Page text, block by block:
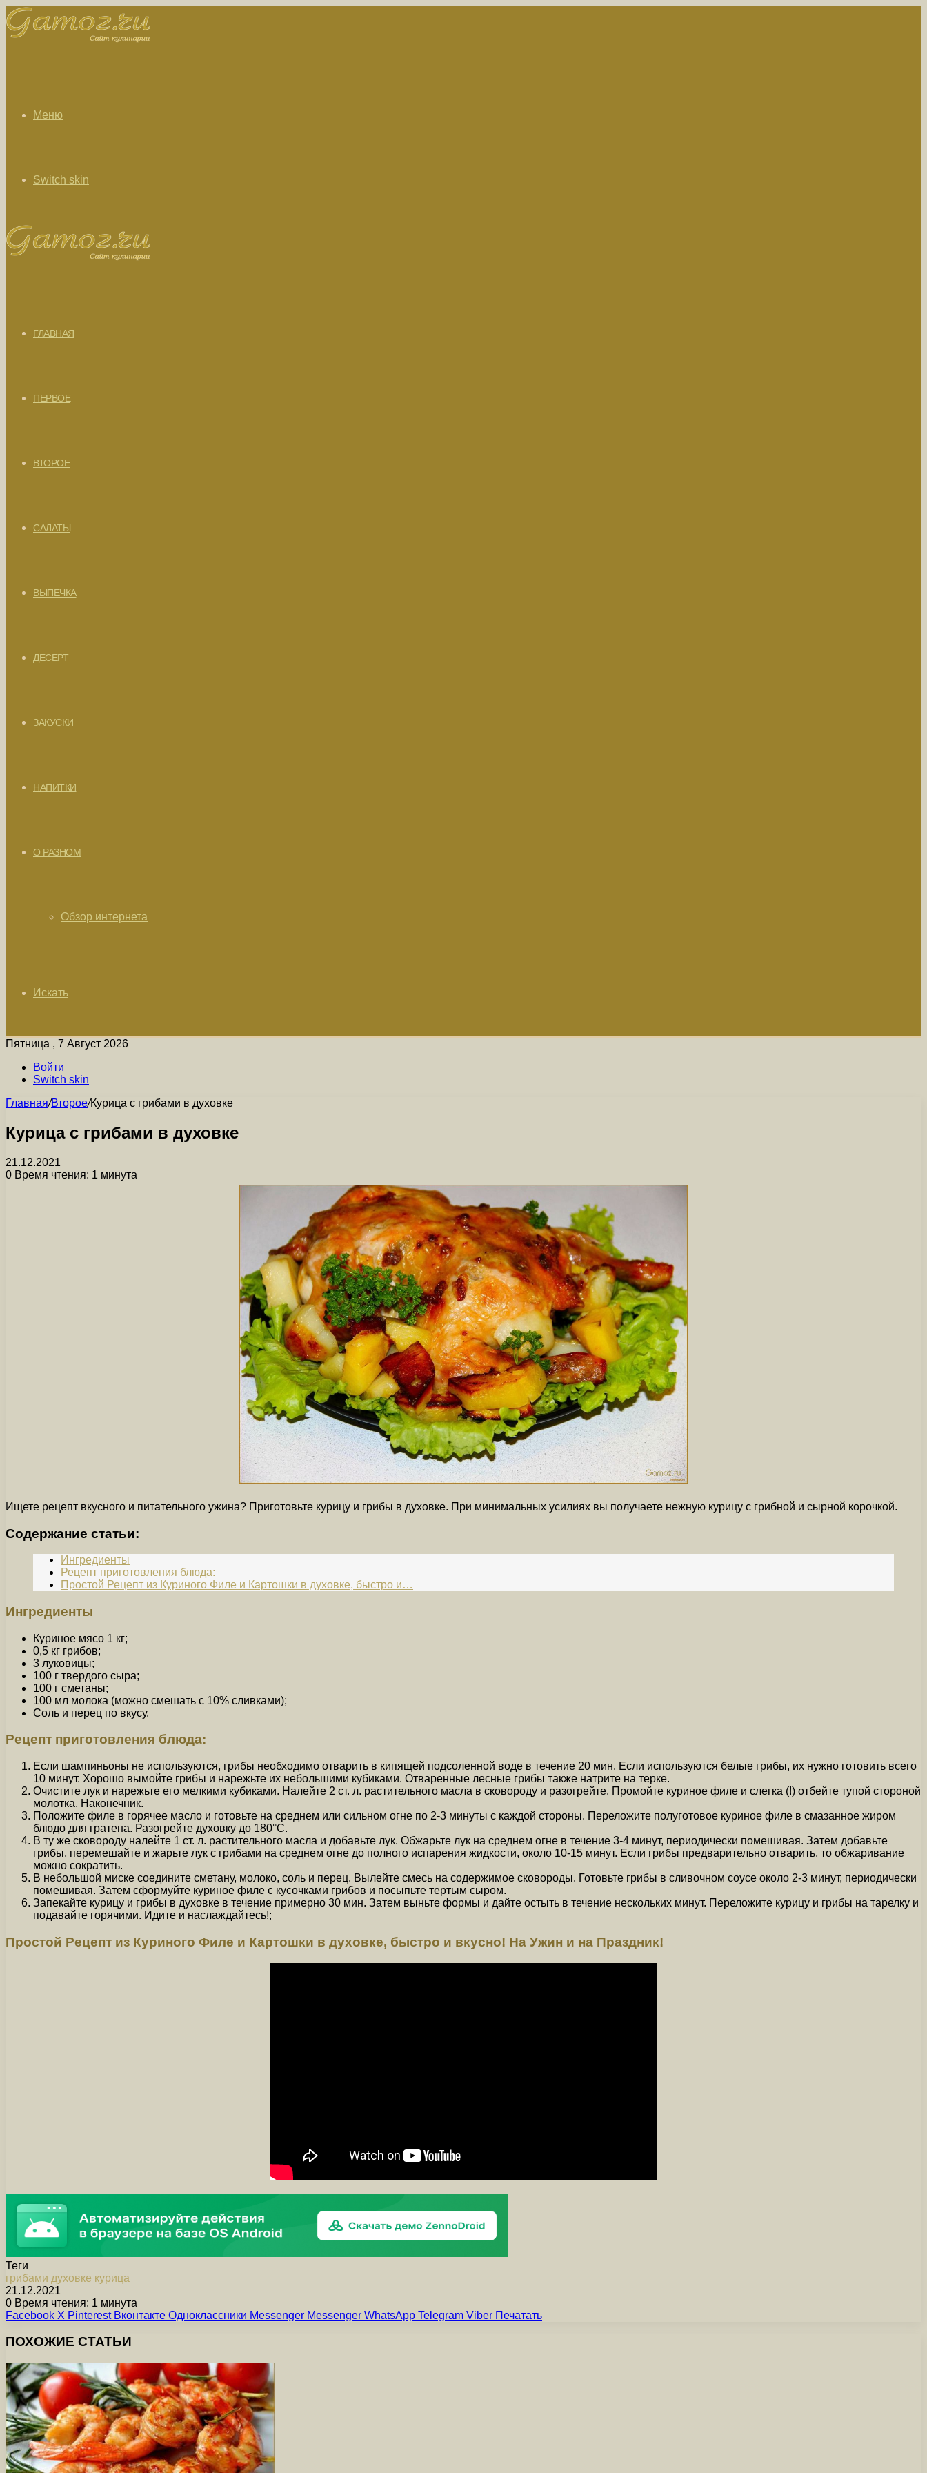
Меню
Switch skin
ГЛАВНАЯ
ПЕРВОЕ
ВТОРОЕ
САЛАТЫ
ВЫПЕЧКА
ДЕСЕРТ
ЗАКУСКИ
НАПИТКИ
О РАЗНОМ
Обзор интернета
Искать
Пятница , 7 Август 2026
Войти
Switch skin
Главная/Второе/Курица с грибами в духовке
Курица с грибами в духовке
21.12.2021
0 Время чтения: 1 минута
Ищете рецепт вкусного и питательного ужина? Приготовьте курицу и грибы в духовке. При минимальных усилиях вы получаете нежную курицу с грибной и сырной корочкой.
Содержание статьи:
Ингредиенты
Рецепт приготовления блюда:
Простой Рецепт из Куриного Филе и Картошки в духовке, быстро и…
Ингредиенты
Куриное мясо 1 кг;
0,5 кг грибов;
3 луковицы;
100 г твердого сыра;
100 г сметаны;
100 мл молока (можно смешать с 10% сливками);
Соль и перец по вкусу.
Рецепт приготовления блюда:
Если шампиньоны не используются, грибы необходимо отварить в кипящей подсоленной воде в течение 20 мин. Если используются белые грибы, их нужно готовить всего
10 минут. Хорошо вымойте грибы и нарежьте их небольшими кубиками. Отваренные лесные грибы также натрите на терке.
Очистите лук и нарежьте его мелкими кубиками. Налейте 2 ст. л. растительного масла в сковороду и разогрейте. Промойте куриное филе и слегка (!) отбейте тупой стороной
молотка. Наконечник.
Положите филе в горячее масло и готовьте на среднем или сильном огне по 2-3 минуты с каждой стороны. Переложите полуготовое куриное филе в смазанное жиром
блюдо для гратена. Разогрейте духовку до 180°C.
В ту же сковороду налейте 1 ст. л. растительного масла и добавьте лук. Обжарьте лук на среднем огне в течение 3-4 минут, периодически помешивая. Затем добавьте
грибы, перемешайте и жарьте лук с грибами на среднем огне до полного испарения жидкости, около 10-15 минут. Если грибы предварительно отварить, то обжаривание
можно сократить.
В небольшой миске соедините сметану, молоко, соль и перец. Вылейте смесь на содержимое сковороды. Готовьте грибы в сливочном соусе около 2-3 минут, периодически
помешивая. Затем сформуйте куриное филе с кусочками грибов и посыпьте тертым сыром.
Запекайте курицу и грибы в духовке в течение примерно 30 мин. Затем выньте формы и дайте остыть в течение нескольких минут. Переложите курицу и грибы на тарелку и
подавайте горячими. Идите и наслаждайтесь!;
Простой Рецепт из Куриного Филе и Картошки в духовке, быстро и вкусно! На Ужин и на Праздник!
Теги
грибами духовке курица
21.12.2021
0 Время чтения: 1 минута
Facebook X Pinterest Вконтакте Одноклассники Messenger Messenger WhatsApp Telegram Viber Печатать
ПОХОЖИЕ СТАТЬИ